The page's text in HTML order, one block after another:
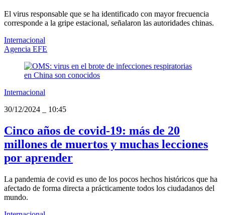
El virus responsable que se ha identificado con mayor frecuencia
corresponde a la gripe estacional, señalaron las autoridades chinas.
Internacional
Agencia EFE
Internacional
30/12/2024
10:45
Cinco años de covid-19: más de 20
millones de muertos y muchas lecciones
por aprender
La pandemia de covid es uno de los pocos hechos históricos que ha
afectado de forma directa a prácticamente todos los ciudadanos del
mundo.